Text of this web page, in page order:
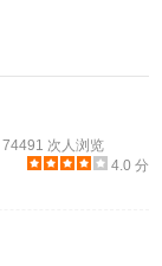
74491 次人浏览
4.0 分